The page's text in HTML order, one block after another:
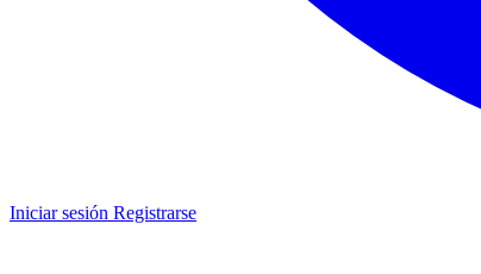
Iniciar sesión Registrarse